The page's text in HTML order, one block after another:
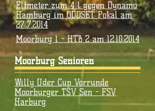
Elfmeter zum 4 1 gegen Dynamo
Hamburg im ODDSET Pokal am
27..7.2014
Moorburg 1 - HTB 2 am 12.10.2014
Moorburg Senioren
Willy Uder Cup Vorrunde
Moorburger TSV Sen - FSV
Harburg